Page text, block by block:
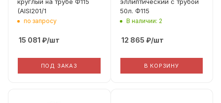
(AISI201/1
по запросу
15 081 ₽/шт
ПОД ЗАКАЗ
50л. Ф115
В наличии: 2
12 865 ₽/шт
В КОРЗИНУ